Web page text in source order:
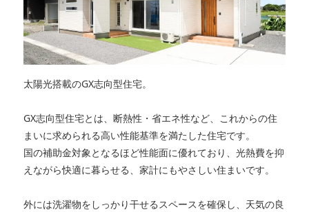
太陽光搭載のGX志向型住宅。
GX志向型住宅とは、断熱性・省エネ性など、これからの住
まいに求められる高い性能基準を満たした住宅です。
国の補助金対象となるほど性能面に優れており、光熱費を抑
えながら快適に暮らせる、家計にもやさしい住まいです。
外には洗濯物をしっかり干せるスペースを確保し、天気の良